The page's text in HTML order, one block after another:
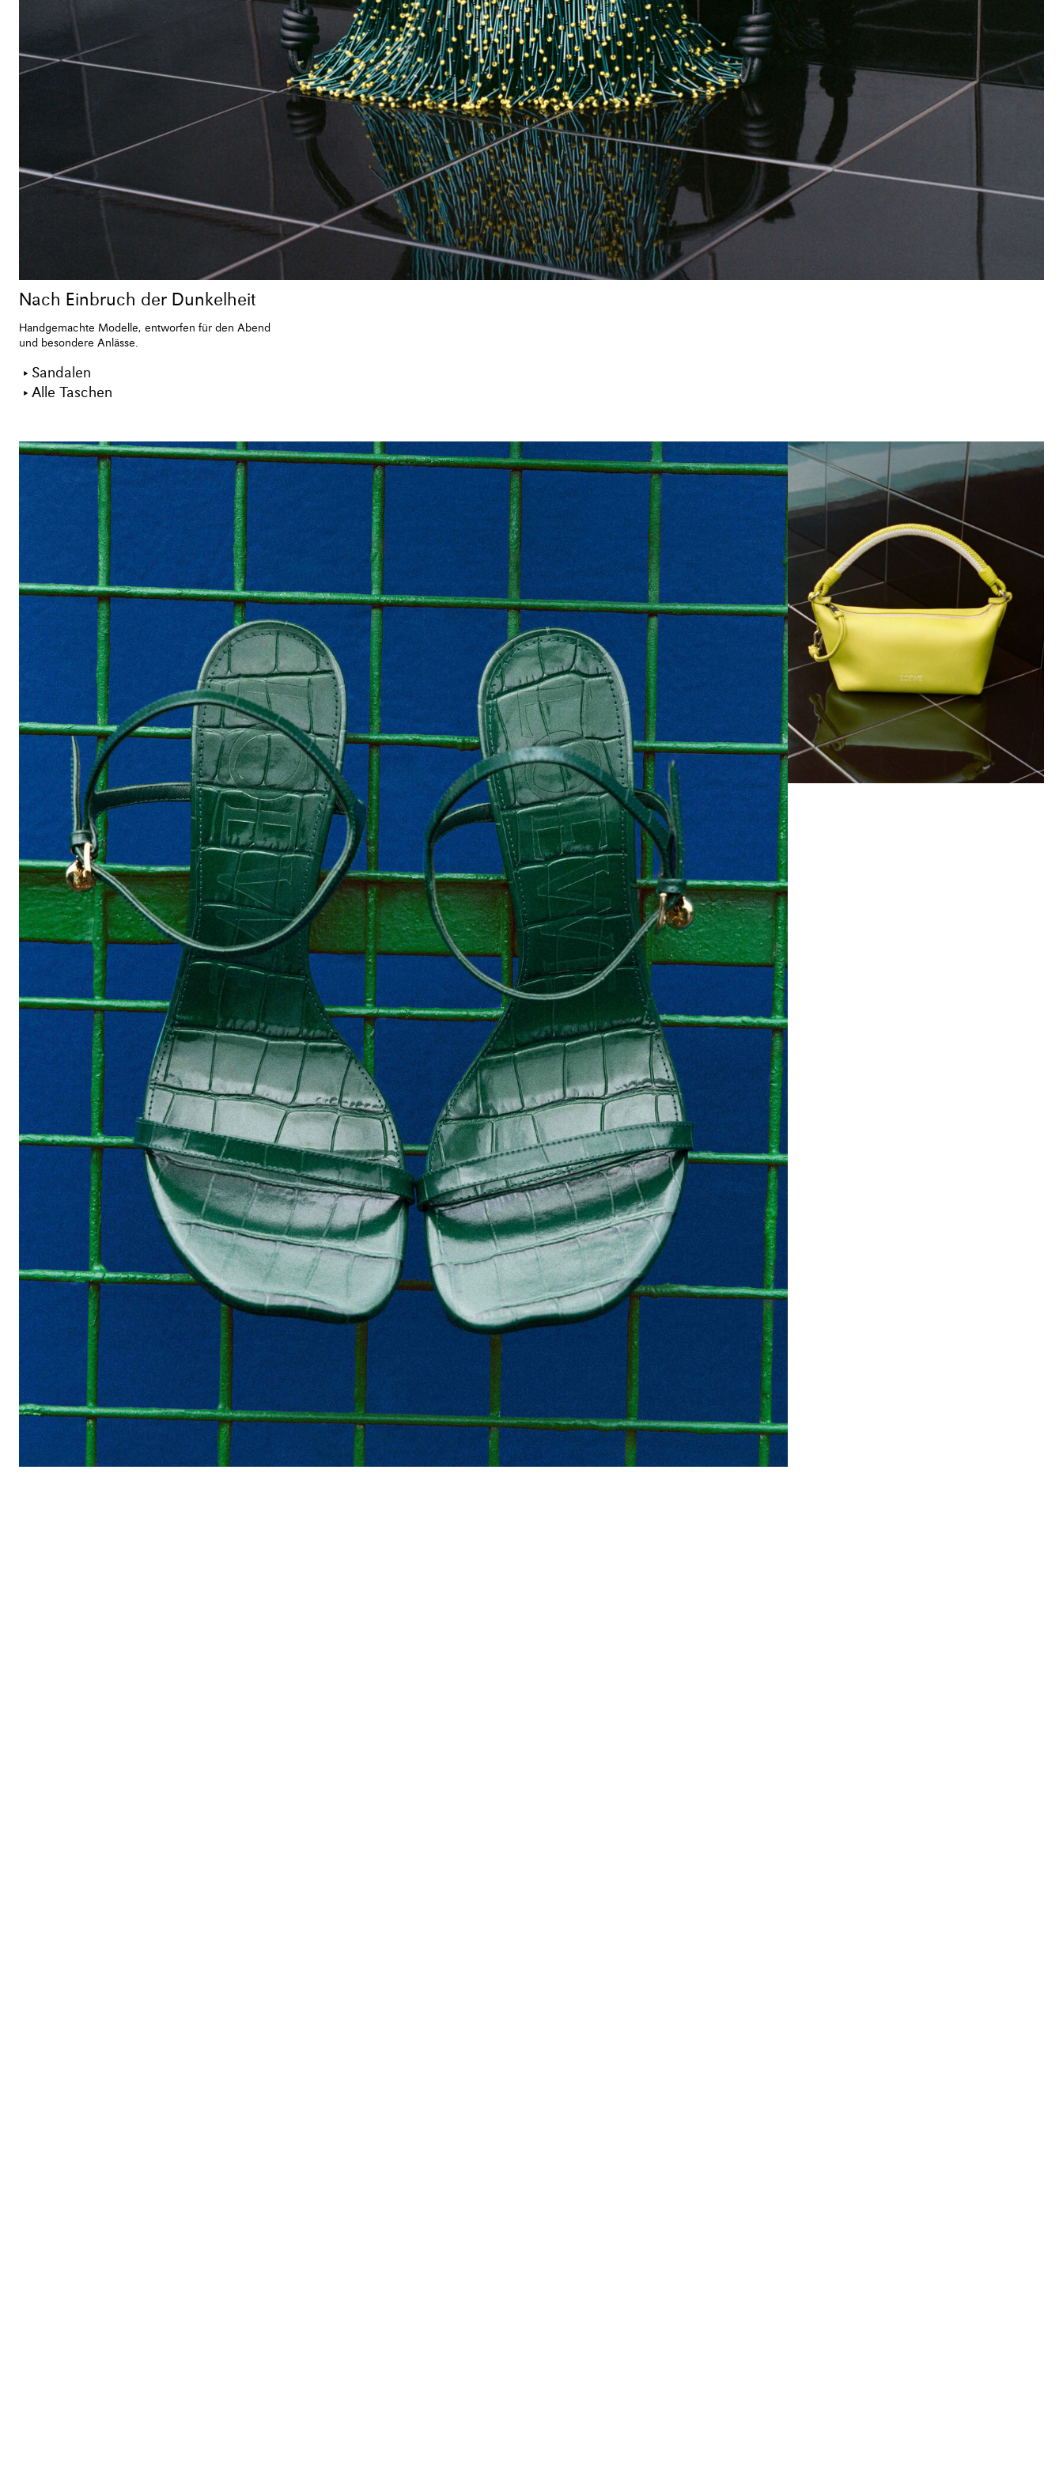
Nach Einbruch der Dunkelheit
Handgemachte Modelle, entworfen für den Abend
und besondere Anlässe.
Sandalen
Alle Taschen